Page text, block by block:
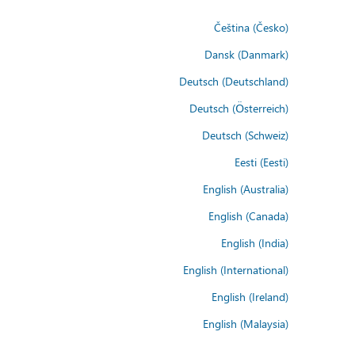
Čeština (Česko)
Dansk (Danmark)
Deutsch (Deutschland)
Deutsch (Österreich)
Deutsch (Schweiz)
Eesti (Eesti)
English (Australia)
English (Canada)
English (India)
English (International)
English (Ireland)
English (Malaysia)